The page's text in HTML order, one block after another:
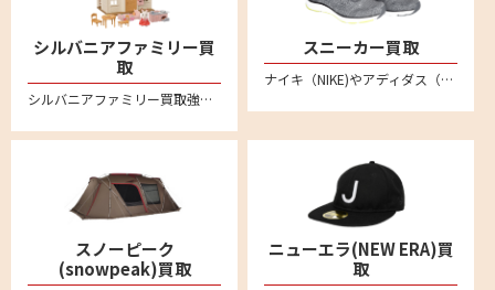
シルバニアファミリー買
取
シルバニアファミリー買取強化中！人形やドールハウス、箱無しのものでもしっかり買い取ります。不要になりましたシルバニアファミリーの商品がございましたらリムーブの宅配買取をご利用ください。
スニーカー買取
ナイキ（NIKE)やアディダス（adidas）、ニューバランス(New Balance)など不要になったスニーカーは宅配買取専門店リムーブへお売りください。全国対応・送料無料の安心宅配査定。LINE査定も便利です。新品未使用品から中古品のスニーカーまでしっかり買い取ります
スノーピーク
(snowpeak)買取
ニューエラ(NEW ERA)買
取